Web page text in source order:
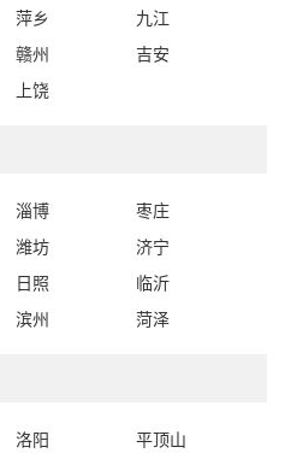
萍乡
九江
赣州
吉安
上饶
淄博
枣庄
潍坊
济宁
日照
临沂
滨州 菏泽
洛阳
平顶山